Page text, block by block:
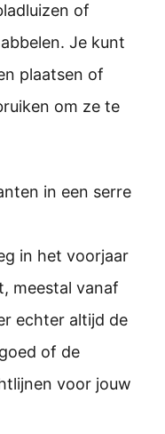
of
Je kunt
plaatsen of
om ze te
in een serre
in het voorjaar
meestal vanaf
echter altijd de
of de
voor jouw